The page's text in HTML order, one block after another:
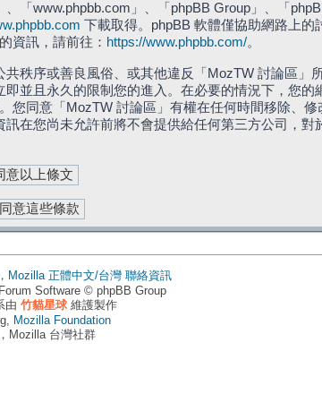
「www.phpbb.com」、「phpBB Group」、「
下載取得。phpBB 軟體僅協助網路上的
資訊，請前往： https://www.phpbb.com/。
秩序或善良風俗、或其他違反「MozTW 討論區」
並且永久的限制您的進入。在必要的情況下，您的
同意「MozTW 討論區」有權在任何時間移除、
在您尚未允許前將不會提供給任何第三方公司，對
Mozilla 正體中文/台灣 聯絡資訊
Software © phpBB Group
由 竹貓星球維護製作
Mozilla Foundation
Mozilla 台灣社群